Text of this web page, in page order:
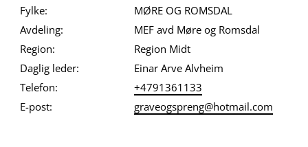
Fylke:
MØRE OG ROMSDAL
Avdeling:
MEF avd Møre og Romsdal
Region:
Region Midt
Daglig leder:
Einar Arve Alvheim
Telefon:
+4791361133
E-post:
graveogspreng@hotmail.com